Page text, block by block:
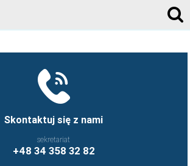
Skontaktuj się z nami
sekretariat
+48 34 358 32 82